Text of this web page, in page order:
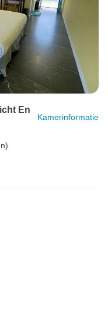
En
Kamerinformatie